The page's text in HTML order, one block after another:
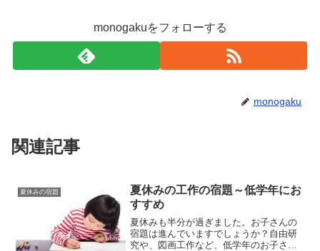
monogakuをフォローする
monogaku
関連記事
夏休みの宿題
夏休みの工作の宿題～低学年にお
すすめ
夏休みも半分が過ぎました。お子さんの
宿題は進んでいますでしょうか？自由研
究や、図画工作など、低学年のお子さん